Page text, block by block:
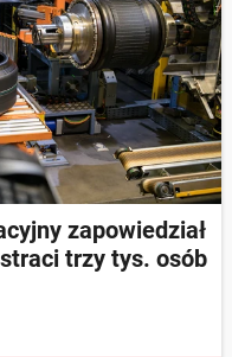
zapowiedział
trzy tys. osób